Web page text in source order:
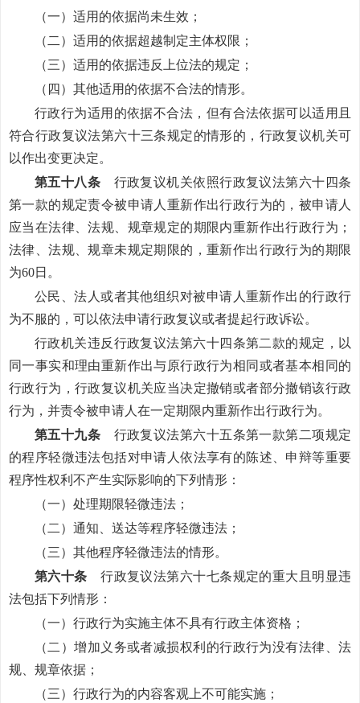
（一）适用的依据尚未生效；
（二）适用的依据超越制定主体权限；
（三）适用的依据违反上位法的规定；
（四）其他适用的依据不合法的情形。
行政行为适用的依据不合法，但有合法依据可以适用且
符合行政复议法第六十三条规定的情形的，行政复议机关可
以作出变更决定。
第五十八条 行政复议机关依照行政复议法第六十四条
第一款的规定责令被申请人重新作出行政行为的，被申请人
应当在法律、法规、规章规定的期限内重新作出行政行为；
法律、法规、规章未规定期限的，重新作出行政行为的期限
为60日。
公民、法人或者其他组织对被申请人重新作出的行政行
为不服的，可以依法申请行政复议或者提起行政诉讼。
行政机关违反行政复议法第六十四条第二款的规定，以
同一事实和理由重新作出与原行政行为相同或者基本相同的
行政行为，行政复议机关应当决定撤销或者部分撤销该行政
行为，并责令被申请人在一定期限内重新作出行政行为。
第五十九条 行政复议法第六十五条第一款第二项规定
的程序轻微违法包括对申请人依法享有的陈述、申辩等重要
程序性权利不产生实际影响的下列情形：
（一）处理期限轻微违法；
（二）通知、送达等程序轻微违法；
（三）其他程序轻微违法的情形。
第六十条 行政复议法第六十七条规定的重大且明显违
法包括下列情形：
（一）行政行为实施主体不具有行政主体资格；
（二）增加义务或者减损权利的行政行为没有法律、法
规、规章依据；
（三）行政行为的内容客观上不可能实施；